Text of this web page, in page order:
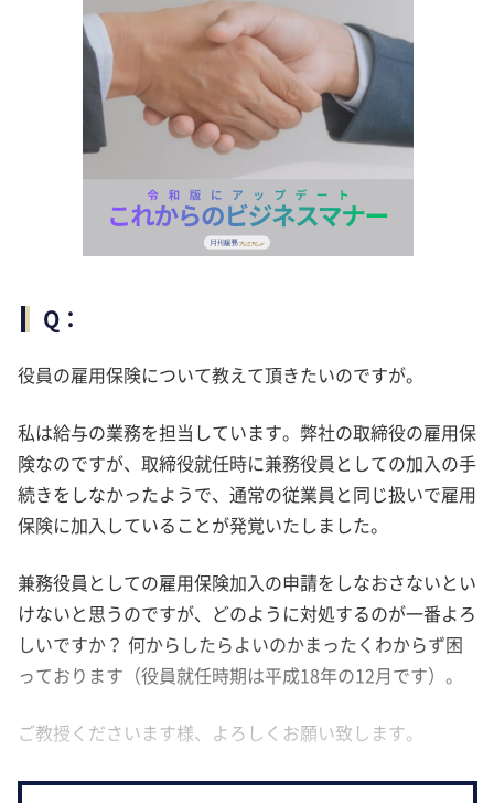
Q：
役員の雇用保険について教えて頂きたいのですが。
私は給与の業務を担当しています。弊社の取締役の雇用保
険なのですが、取締役就任時に兼務役員としての加入の手
続きをしなかったようで、通常の従業員と同じ扱いで雇用
保険に加入していることが発覚いたしました。
兼務役員としての雇用保険加入の申請をしなおさないとい
けないと思うのですが、どのように対処するのが一番よろ
しいですか？ 何からしたらよいのかまったくわからず困
っております（役員就任時期は平成18年の12月です）。
ご教授くださいます様、よろしくお願い致します。